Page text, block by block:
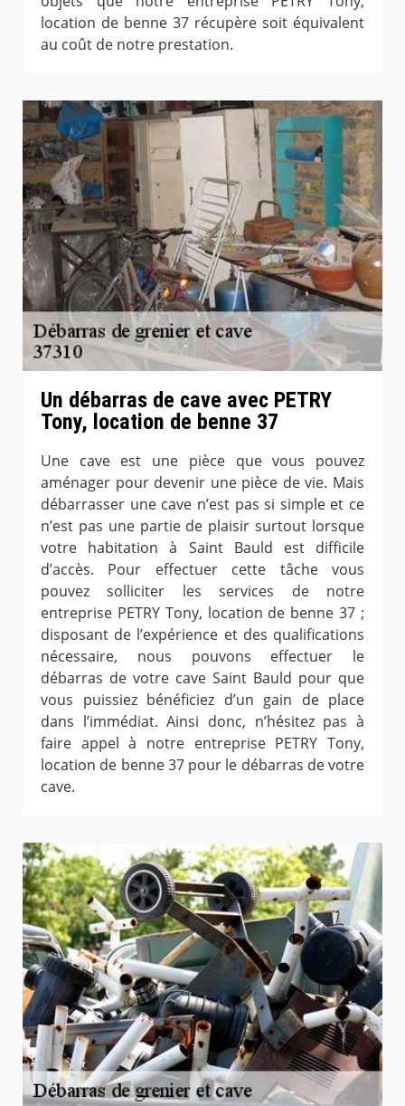
location de benne 37 récupère soit équivalent
au coût de notre prestation.
Un débarras de cave avec PETRY
Tony, location de benne 37
Une cave est une pièce que vous pouvez
aménager pour devenir une pièce de vie. Mais
débarrasser une cave n’est pas si simple et ce
n’est pas une partie de plaisir surtout lorsque
votre habitation à Saint Bauld est difficile
d’accès. Pour effectuer cette tâche vous
pouvez solliciter les services de notre
entreprise PETRY Tony, location de benne 37 ;
disposant de l’expérience et des qualifications
nécessaire, nous pouvons effectuer le
débarras de votre cave Saint Bauld pour que
vous puissiez bénéficiez d’un gain de place
dans l’immédiat. Ainsi donc, n’hésitez pas à
faire appel à notre entreprise PETRY Tony,
location de benne 37 pour le débarras de votre
cave.